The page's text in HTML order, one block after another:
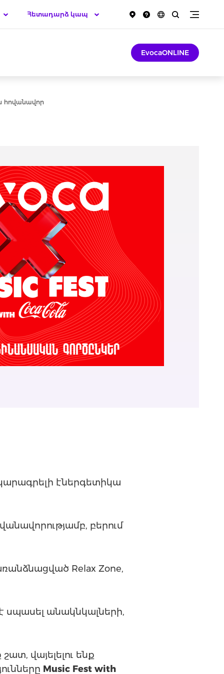
Հետադարձ կապ
EvocaONLINE
հովանավոր
էներգետիկա
բերում
Relax Zone,
սպասել անակնկալների,
վայելելու ենք
Music Fest with